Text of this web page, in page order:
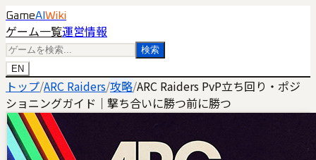
GameAI Wiki
ゲーム一覧運営情報
検索
EN
トップ/ARC Raiders/攻略/ARC Raiders PvP立ち回り・ポジ
ショニングガイド｜撃ち合いに勝つ前に勝つ